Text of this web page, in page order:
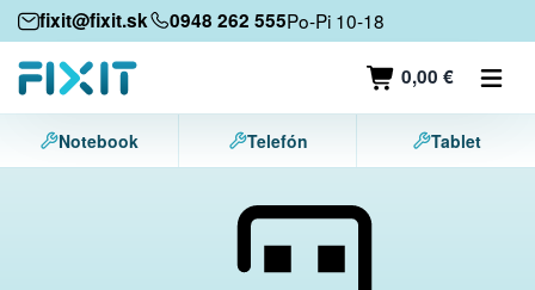
fixit@fixit.sk 0948 262 555Po-Pi 10-18
0,00 €
Mobilné zariadenia
Mobilné telefóny
Tablety
Notebook Telefón Tablet